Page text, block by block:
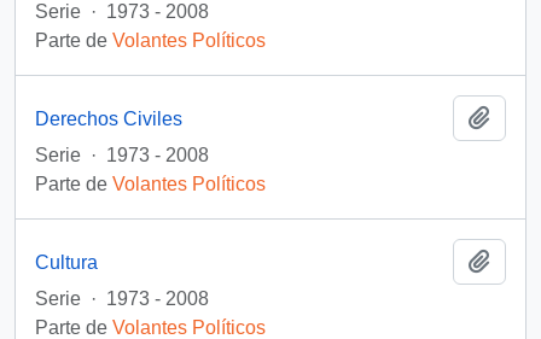
Serie · 1973 - 2008
Parte de Volantes Políticos
Derechos Civiles
Serie · 1973 - 2008
Parte de Volantes Políticos
Cultura
Serie · 1973 - 2008
Parte de Volantes Políticos